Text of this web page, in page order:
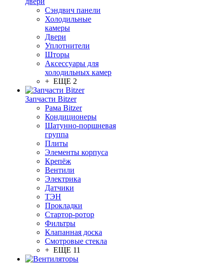
Сэндвич панели
Холодильные
камеры
Двери
Уплотнители
Шторы
Аксессуары для
холодильных камер
+ ЕЩЕ 2
Запчасти Bitzer
Рама Bitzer
Кондиционеры
Шатунно-поршневая
группа
Плиты
Элементы корпуса
Крепёж
Вентили
Электрика
Датчики
ТЭН
Прокладки
Стартор-ротор
Фильтры
Клапанная доска
Смотровые стекла
+ ЕЩЕ 11